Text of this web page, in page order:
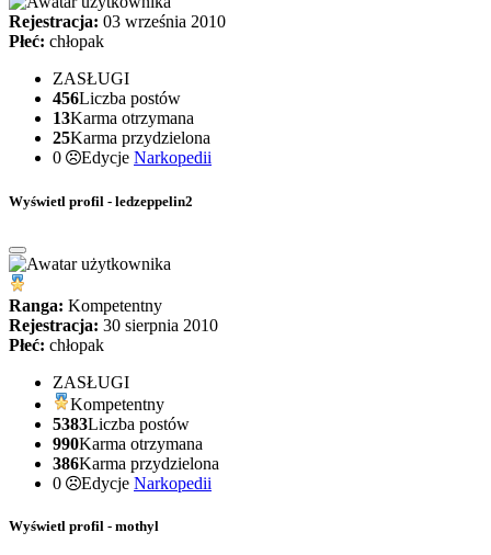
Rejestracja: 03 września 2010
Płeć: chłopak
ZASŁUGI
456Liczba postów
13Karma otrzymana
25Karma przydzielona
0
Edycje Narkopedii
Wyświetl profil - ledzeppelin2
Ranga: Kompetentny
Rejestracja: 30 sierpnia 2010
Płeć: chłopak
ZASŁUGI
Kompetentny
5383Liczba postów
990Karma otrzymana
386Karma przydzielona
0
Edycje Narkopedii
Wyświetl profil - mothyl